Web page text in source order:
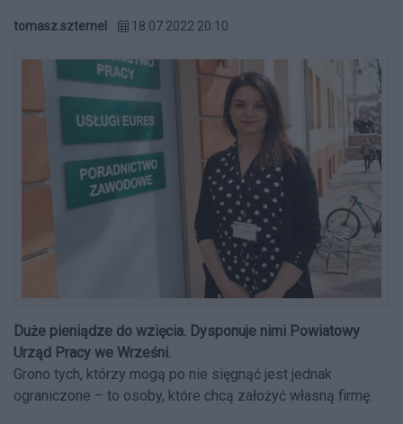
tomasz.szternel 18.07.2022 20:10
Duże pieniądze do wzięcia. Dysponuje nimi Powiatowy
Urząd Pracy we Wrześni.
Grono tych, którzy mogą po nie sięgnąć jest jednak
ograniczone – to osoby, które chcą założyć własną firmę.